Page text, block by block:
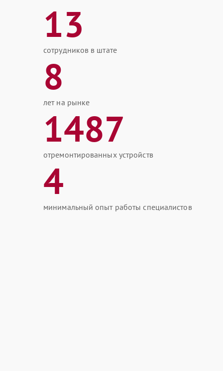
13
сотрудников в штате
8
лет на рынке
1487
отремонтированных устройств
4
минимальный опыт работы специалистов